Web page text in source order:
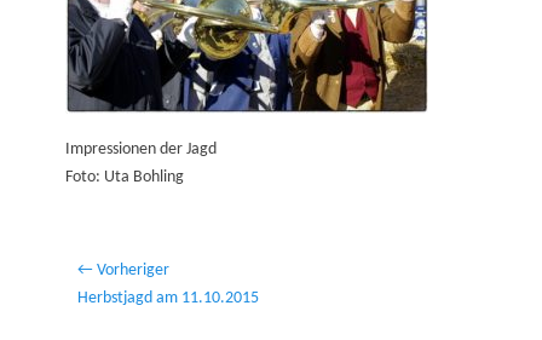
Impressionen der Jagd
Foto: Uta Bohling
Beitragsnavigation
← Vorheriger
Vorheriger
Herbstjagd am 11.10.2015